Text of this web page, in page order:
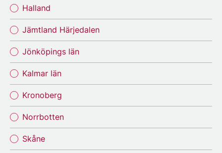
Halland
Jämtland Härjedalen
Jönköpings län
Kalmar län
Kronoberg
Norrbotten
Skåne